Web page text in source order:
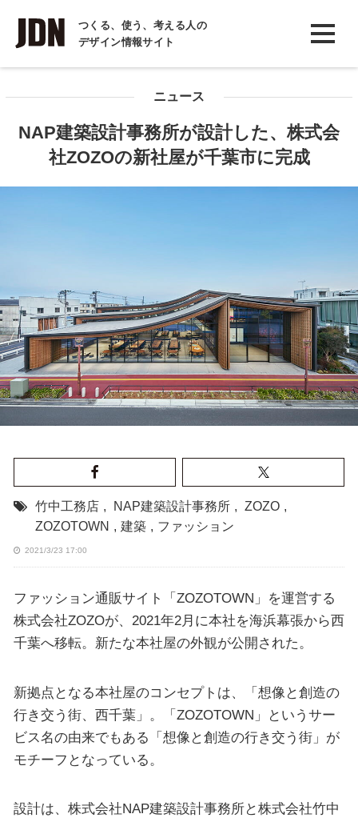
つくる、使う、考える人の
デザイン情報サイト
INTERVIEW
インタビュー
COLUMN
ニュース
NAP建築設計事務所が設計した、株式会
社ZOZOの新社屋が千葉市に完成
竹中工務店 , NAP建築設計事務所 , ZOZO ,
ZOZOTOWN , 建築 , ファッション
2021/3/23 17:00
ファッション通販サイト「ZOZOTOWN」を運営する
株式会社ZOZOが、2021年2月に本社を海浜幕張から西
千葉へ移転。新たな本社屋の外観が公開された。
新拠点となる本社屋のコンセプトは、「想像と創造の
行き交う街、西千葉」。「ZOZOTOWN」というサー
ビス名の由来でもある「想像と創造の行き交う街」が
モチーフとなっている。
設計は、株式会社NAP建築設計事務所と株式会社竹中